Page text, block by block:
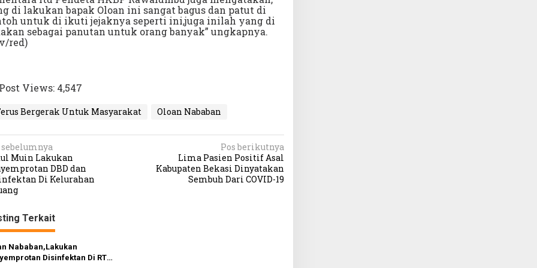
di lakukan bapak Oloan ini sangat bagus dan patut di
untuk di ikuti jejaknya seperti ini,juga inilah yang di
sebagai panutan untuk orang banyak” ungkapnya.
red)
Post Views: 4,547
Bergerak Untuk Masyarakat Oloan Nababan
sebelumnya
Muin Lakukan
DBD dan
Di Kelurahan
Pos berikutnya
Lima Pasien Positif Asal
Kabupaten Bekasi Dinyatakan
Sembuh Dari COVID-19
Terkait
Nababan,Lakukan
Disinfektan Di RT